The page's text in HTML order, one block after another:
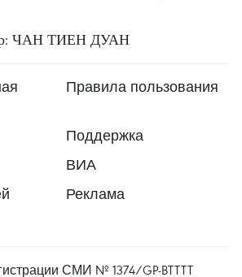
ЧАН ТИЕН ДУАН
Правила пользования
Поддержка
ВИА
Реклама
СМИ № 1374/GP-BTTTT